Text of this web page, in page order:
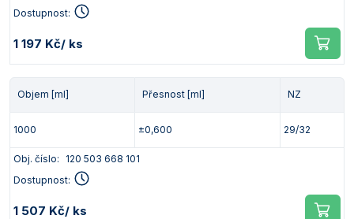
Dostupnost:
1 197 Kč/ ks
Objem [ml] Přesnost [ml] NZ
1000 ±0,600 29/32
Obj. číslo:
120 503 668 101
Dostupnost:
1 507 Kč/ ks